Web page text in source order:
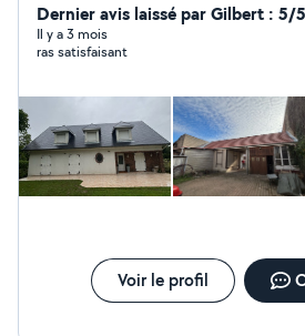
Dernier avis laissé par Gilbert : 5/5
Il y a 3 mois
ras satisfaisant
Voir le profil